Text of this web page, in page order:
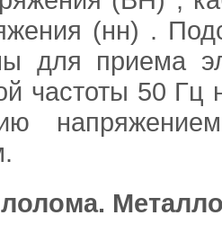
(нн) .
для приема
частоты 50 Гц